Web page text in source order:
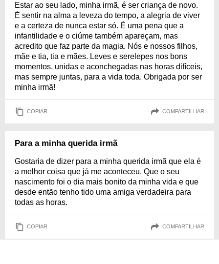
Estar ao seu lado, minha irmã, é ser criança de novo.
É sentir na alma a leveza do tempo, a alegria de viver
e a certeza de nunca estar só. É uma pena que a
infantilidade e o ciúme também apareçam, mas
acredito que faz parte da magia. Nós e nossos filhos,
mãe e tia, tia e mães. Leves e serelepes nos bons
momentos, unidas e aconchegadas nas horas difíceis,
mas sempre juntas, para a vida toda. Obrigada por ser
minha irmã!
COPIAR COMPARTILHAR
Para a minha querida irmã
Gostaria de dizer para a minha querida irmã que ela é
a melhor coisa que já me aconteceu. Que o seu
nascimento foi o dia mais bonito da minha vida e que
desde então tenho tido uma amiga verdadeira para
todas as horas.
COPIAR COMPARTILHAR